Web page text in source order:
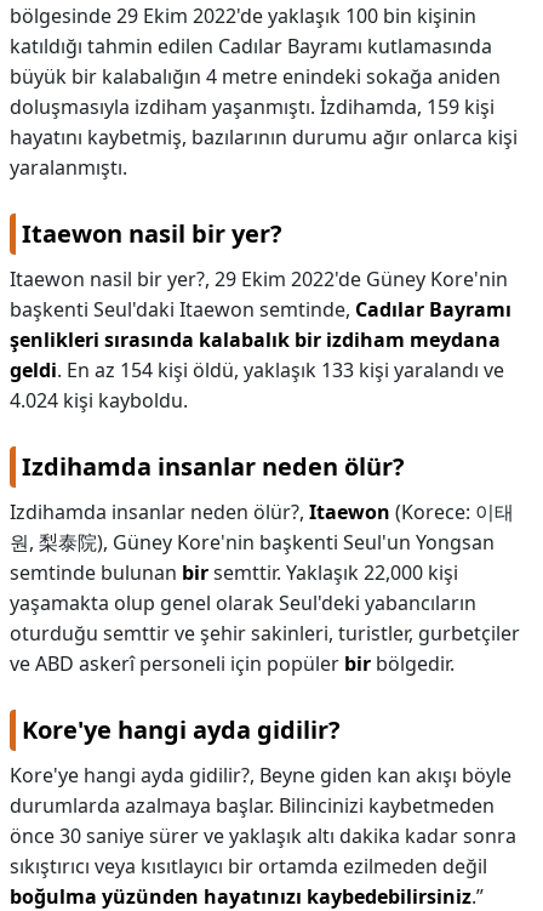
bölgesinde 29 Ekim 2022'de yaklaşık 100 bin kişinin
katıldığı tahmin edilen Cadılar Bayramı kutlamasında
büyük bir kalabalığın 4 metre enindeki sokağa aniden
doluşmasıyla izdiham yaşanmıştı. İzdihamda, 159 kişi
hayatını kaybetmiş, bazılarının durumu ağır onlarca kişi
yaralanmıştı.
Itaewon nasil bir yer?
Itaewon nasil bir yer?, 29 Ekim 2022'de Güney Kore'nin
başkenti Seul'daki Itaewon semtinde, Cadılar Bayramı
şenlikleri sırasında kalabalık bir izdiham meydana
geldi. En az 154 kişi öldü, yaklaşık 133 kişi yaralandı ve
4.024 kişi kayboldu.
Izdihamda insanlar neden ölür?
Izdihamda insanlar neden ölür?, Itaewon (Korece: 이태
원, 梨泰院), Güney Kore'nin başkenti Seul'un Yongsan
semtinde bulunan birsemttir. Yaklaşık 22,000 kişi
yaşamakta olup genel olarak Seul'deki yabancıların
oturduğu semttir ve şehir sakinleri, turistler, gurbetçiler
ve ABD askerî personeli için popüler bir bölgedir.
Kore'ye hangi ayda gidilir?
Kore'ye hangi ayda gidilir?, Beyne giden kan akışı böyle
durumlarda azalmaya başlar. Bilincinizi kaybetmeden
önce 30 saniye sürer ve yaklaşık altı dakika kadar sonra
sıkıştırıcı veya kısıtlayıcı bir ortamda ezilmeden değil
boğulma yüzünden hayatınızı kaybedebilirsiniz.”